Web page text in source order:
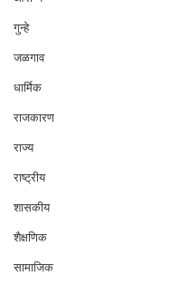
गुन्हे
जळगाव
धार्मिक
राजकारण
राज्य
राष्ट्रीय
शासकीय
शैक्षणिक
सामाजिक